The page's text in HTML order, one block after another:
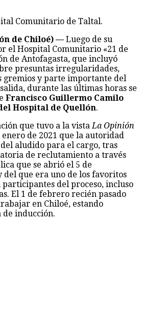
Comunitario de Taltal.
de Chiloé) — Luego de su
el Hospital Comunitario «21 de
de Antofagasta, que incluyó
presuntas irregularidades,
gremios y parte importante del
durante las últimas horas se
Francisco Guillermo Camilo
Hospital de Quellón.
que tuvo a la vistaLa Opinión
enero de 2021 que la autoridad
aludido para el cargo, tras
de reclutamiento a través
que se abrió el 5 de
del que era uno de los favoritos
del proceso, incluso
El 1 de febrero recién pasado
en Chiloé, estando
de inducción.